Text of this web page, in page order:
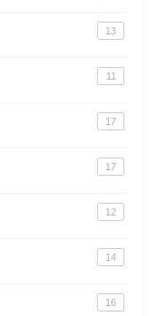
13
11
17
17
12
14
16